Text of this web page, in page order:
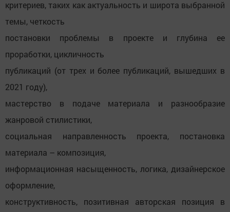
критериев, таких как актуальность и широта выбранной
темы, четкость
постановки проблемы в проекте и глубина ее
проработки, цикличность
публикаций (от трех и более публикаций, вышедших в
2021 году),
мастерство в подаче материала и разнообразие
жанровой стилистики,
социальная направленность проекта, постановка
материала – композиция,
информационная насыщенность, логика, дизайнерское
оформление,
конструктивность, позитивная авторская позиция в